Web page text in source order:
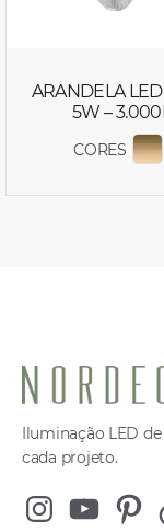
ARANDELA LED
5W –
CORES
Iluminação LED
cada projeto.
InstagramYoutube